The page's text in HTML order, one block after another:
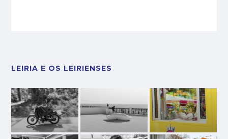
LEIRIA E OS LEIRIENSES